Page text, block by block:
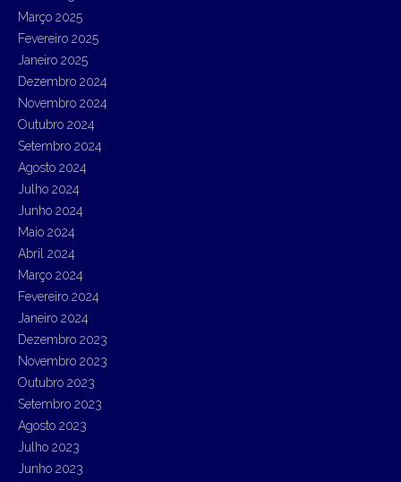
Março 2025
Fevereiro 2025
Janeiro 2025
Dezembro 2024
Novembro 2024
Outubro 2024
Setembro 2024
Agosto 2024
Julho 2024
Junho 2024
Maio 2024
Abril 2024
Março 2024
Fevereiro 2024
Janeiro 2024
Dezembro 2023
Novembro 2023
Outubro 2023
Setembro 2023
Agosto 2023
Julho 2023
Junho 2023